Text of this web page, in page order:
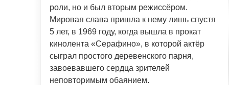
роли, но и был вторым режиссёром.
Мировая слава пришла к нему лишь спустя
5 лет, в 1969 году, когда вышла в прокат
кинолента «Серафино», в которой актёр
сыграл простого деревенского парня,
завоевавшего сердца зрителей
неповторимым обаянием.